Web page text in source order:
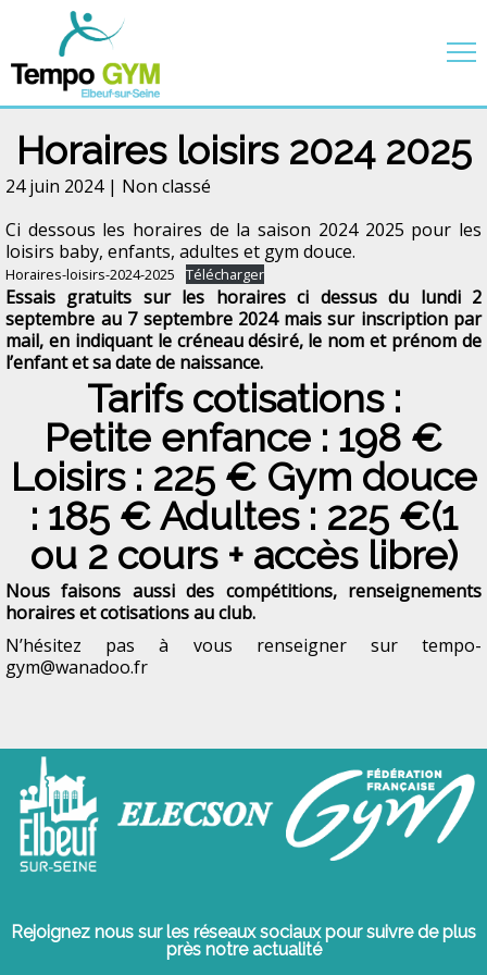
Horaires loisirs 2024 2025
24 juin 2024 | Non classé
Ci dessous les horaires de la saison 2024 2025 pour les
loisirs baby, enfants, adultes et gym douce.
Horaires-loisirs-2024-2025 Télécharger
Essais gratuits sur les horaires ci dessus du lundi 2
septembre au 7 septembre 2024 mais sur inscription par
mail, en indiquant le créneau désiré, le nom et prénom de
l’enfant et sa date de naissance.
Tarifs cotisations :
Petite enfance : 198 €
Loisirs : 225 € Gym douce
: 185 € Adultes : 225 €(1
ou 2 cours + accès libre)
Nous faisons aussi des compétitions, renseignements
horaires et cotisations au club.
N’hésitez pas à vous renseigner sur tempo-
gym@wanadoo.fr
Rejoignez nous sur les réseaux sociaux pour suivre de plus
près notre actualité